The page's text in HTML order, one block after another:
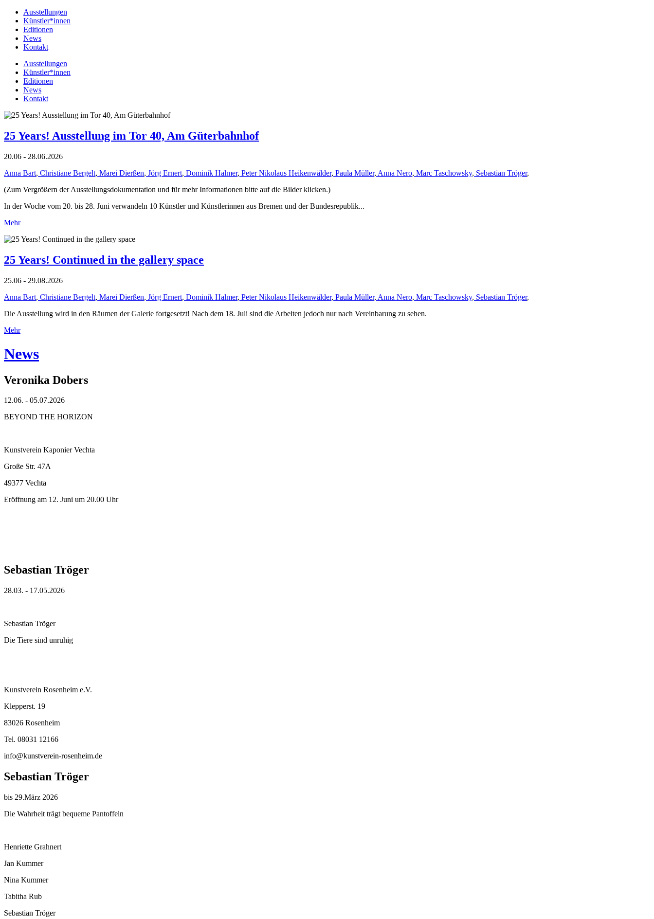
Ausstellungen
Künstler*innen
Editionen
News
Kontakt
Ausstellungen
Künstler*innen
Editionen
News
Kontakt
25 Years! Ausstellung im Tor 40, Am Güterbahnhof
20.06 - 28.06.2026
Anna Bart, Christiane Bergelt, Marei Dierßen, Jörg Ernert, Dominik Halmer, Peter Nikolaus Heikenwälder, Paula Müller, Anna Nero, Marc Taschowsky, Sebastian Tröger,
(Zum Vergrößern der Ausstellungsdokumentation und für mehr Informationen bitte auf die Bilder klicken.)
In der Woche vom 20. bis 28. Juni verwandeln 10 Künstler und Künstlerinnen aus Bremen und der Bundesrepublik...
Mehr
25 Years! Continued in the gallery space
25.06 - 29.08.2026
Anna Bart, Christiane Bergelt, Marei Dierßen, Jörg Ernert, Dominik Halmer, Peter Nikolaus Heikenwälder, Paula Müller, Anna Nero, Marc Taschowsky, Sebastian Tröger,
Die Ausstellung wird in den Räumen der Galerie fortgesetzt! Nach dem 18. Juli sind die Arbeiten jedoch nur nach Vereinbarung zu sehen.
Mehr
News
Veronika Dobers
12.06. - 05.07.2026
BEYOND THE HORIZON
Kunstverein Kaponier Vechta
Große Str. 47A
49377 Vechta
Eröffnung am 12. Juni um 20.00 Uhr
Sebastian Tröger
28.03. - 17.05.2026
Sebastian Tröger
Die Tiere sind unruhig
Kunstverein Rosenheim e.V.
Klepperst. 19
83026 Rosenheim
Tel. 08031 12166
info@kunstverein-rosenheim.de
Sebastian Tröger
bis 29.März 2026
Die Wahrheit trägt bequeme Pantoffeln
Henriette Grahnert
Jan Kummer
Nina Kummer
Tabitha Rub
Sebastian Tröger